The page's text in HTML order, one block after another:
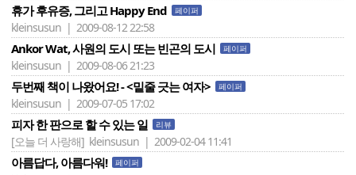
휴가 후유증, 그리고 Happy End 페이퍼
kleinsusun | 2009-08-12 22:58
Ankor Wat, 사원의 도시 또는 빈곤의 도시 페이퍼
kleinsusun | 2009-08-06 21:23
두번째 책이 나왔어요! - <밑줄 긋는 여자> 페이퍼
kleinsusun | 2009-07-05 17:02
피자 한 판으로 할 수 있는 일 리뷰
[오늘 더 사랑해] kleinsusun | 2009-02-04 11:41
아름답다, 아름다워! 페이퍼